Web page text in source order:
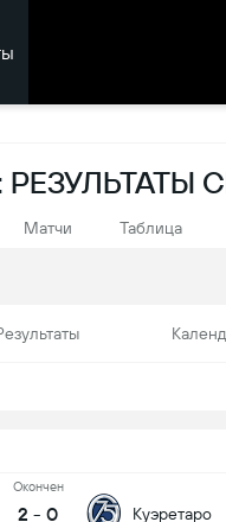
Матчи Таблица
Oкончен
2 - 0 Куэретаро